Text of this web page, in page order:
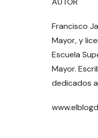
Francisco
Mayor, y
Escuela
Mayor.
dedicados